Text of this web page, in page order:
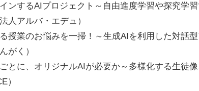
ンするAIプロジェクト～自由進度学習や探究学習
人アルバ・エデュ）
授業のお悩みを一掃！～生成AIを利用した対話型
がく）
とに、オリジナルAIが必要か～多様化する生徒
）